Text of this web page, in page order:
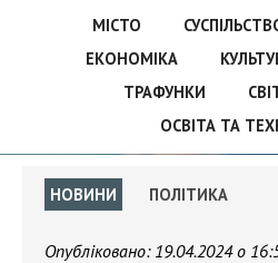
МІСТО
ЕКОНОМІКА
ТРАФУНКИ
ОСВІТА ТА
НОВИНИ ПОЛІТИКА
Опубліковано: 19.04.2024 о